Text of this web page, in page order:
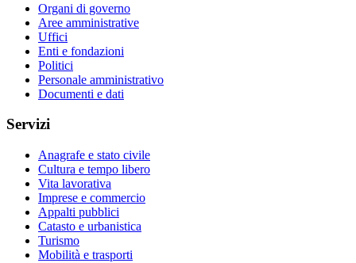
Organi di governo
Aree amministrative
Uffici
Enti e fondazioni
Politici
Personale amministrativo
Documenti e dati
Servizi
Anagrafe e stato civile
Cultura e tempo libero
Vita lavorativa
Imprese e commercio
Appalti pubblici
Catasto e urbanistica
Turismo
Mobilità e trasporti